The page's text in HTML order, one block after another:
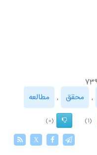
, محقق ,
مطالعه
(1)
(0)
X